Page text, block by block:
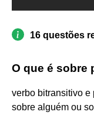
16 questões
O que é sobre
verbo bitransitivo e
sobre alguém ou